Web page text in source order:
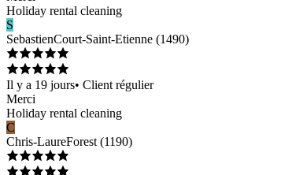
Holiday rental cleaning
S
SebastienCourt-Saint-Etienne (1490)
Il y a 19 jours• Client régulier
Merci
Holiday rental cleaning
C
Chris-LaureForest (1190)